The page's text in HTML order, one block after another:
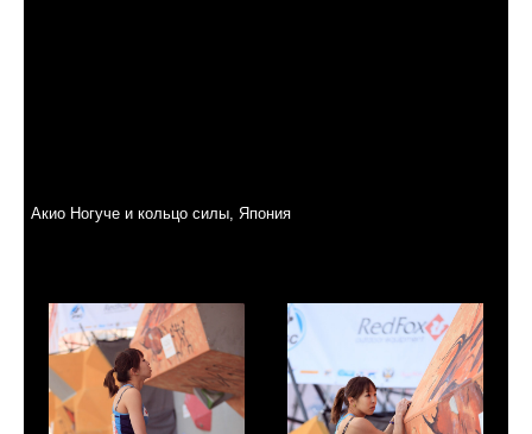
Акио Ногуче и кольцо силы, Япония